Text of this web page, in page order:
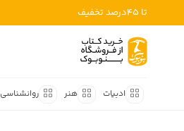
تا 45درصد تخفیف
ادبیات هنر روانشناسی
ادبیات